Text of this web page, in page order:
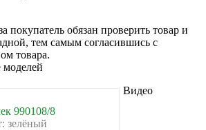
покупатель обязан проверить товар и
тем самым согласившись с
товара.
990108/8
зелёный
Видео